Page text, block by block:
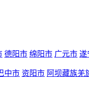
德阳市 绵阳市 广元市 遂
中市 资阳市 阿坝藏族羌